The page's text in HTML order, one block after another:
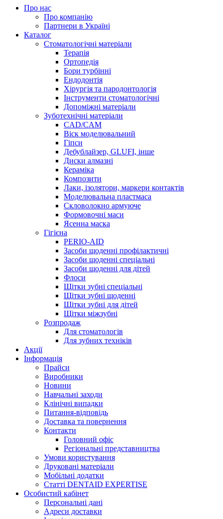
Про нас
Про компанію
Партнери в Україні
Каталог
Стоматологічні матеріали
Терапія
Ортопедія
Бори турбінні
Ендодонтія
Хірургія та пародонтологія
Інструменти стоматологічні
Допоміжні матеріали
Зуботехнічні матеріали
CAD/CAM
Віск моделювальний
Гіпси
Дебублайзер, GLUFI, інше
Диски алмазні
Кераміка
Композити
Лаки, ізолятори, маркери контактів
Моделювальна пластмаса
Скловолокно армуюче
Формовочні маси
Ясенна маска
Гігієна
PERIO-AID
Засоби щоденні профілактичні
Засоби щоденні спеціальні
Засоби щоденні для дітей
Флоси
Щітки зубні спеціальні
Щітки зубні щоденні
Щітки зубні для дітей
Щітки міжзубні
Розпродаж
Для стоматологів
Для зубних техніків
Акції
Інформація
Прайси
Виробники
Новини
Навчальні заходи
Клінічні випадки
Питання-відповідь
Доставка та повернення
Контакти
Головний офіс
Регіональні представництва
Умови користування
Друковані матеріали
Мобільні додатки
Статті DENTAID EXPERTISE
Особистий кабінет
Персональні дані
Адреси доставки